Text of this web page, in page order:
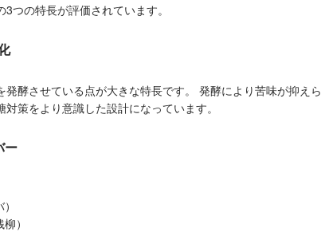
つの特長が評価されています。
酵させている点が大きな特長です。 発酵により苦味が抑えら
策をより意識した設計になっています。
ー
）